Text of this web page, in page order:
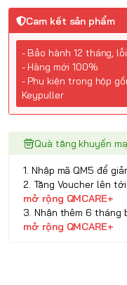
Cam kết sản phẩm
- Bảo hành 12 tháng,
- Hàng mới 100%
- Phụ kiện trong hộp
Keypuller
Quà tặng khuyến
1. Nhập mã QM5 để
2. Tặng Voucher lên
mở rộng QMCARE+
3. Nhận thêm 6 tháng
mở rộng QMCARE+